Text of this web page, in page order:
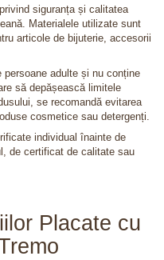
siguranța și calitatea
Materialele utilizate sunt
articole de bijuterie, accesorii
adulte și nu conține
să depășească limitele
se recomandă evitarea
cosmetice sau detergenți.
individual înainte de
de certificat de calitate sau
Placate cu